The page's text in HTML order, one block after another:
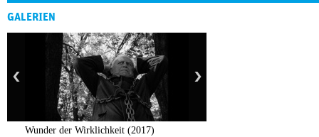
GALERIEN
Wunder der Wirklichkeit (2017)